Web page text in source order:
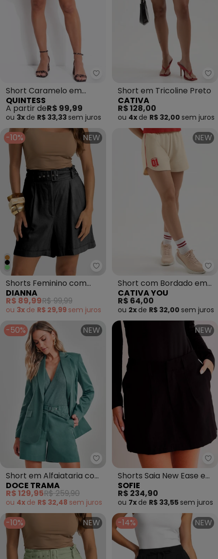
Quintess - Short Caramelo em
Short Caramelo em
Malha Suede
QUINTESS
A partir deR$ 99,99
ou 3x de R$ 33,33 sem juros
Short em Tricoline Preto
CATIVA
R$ 128,00
ou 4x de R$ 32,00 sem juros
-10% NEW
Dianna - Shorts Feminino com
Shorts Feminino com
Cinto Viscolinho Preto
DIANNA
R$ 89,99R$ 99,99
ou 3x de R$ 29,99 sem juros
NEW
Short com Bordado em
Moletom Bege
CATIVA YOU
R$ 64,00
ou 2x de R$ 32,00 sem juros
-50% NEW
Doce Trama - Short em
Short em Alfaiataria com
Cinto Embutido Verde
DOCE TRAMA
R$ 129,95R$ 259,90
ou 4x de R$ 32,48 sem juros
NEW
Shorts Saia New Ease em
Plano Alfaiataria Verona
e
SOFIE
R$ 234,90
ou 7x de R$ 33,55 sem juros
-10% NEW -14% NEW